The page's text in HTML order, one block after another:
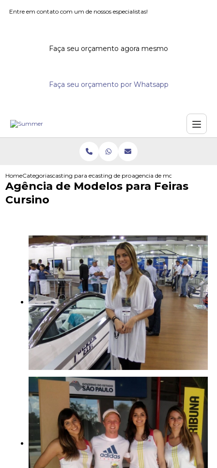
Entre em contato com um de nossos especialistas!
Faça seu orçamento agora mesmo
Faça seu orçamento por Whatsapp
HomeCategoriascasting para eventoscasting de promotores para supermercados
agencia de modelos para
Agência de Modelos para Feiras
Cursino